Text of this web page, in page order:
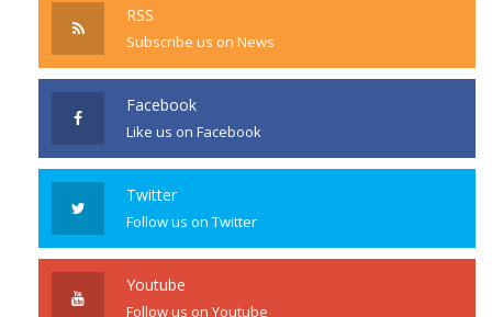
RSS
Subscribe us on News
Facebook
Like us on Facebook
Twitter
Follow us on Twitter
Youtube
Follow us on Youtube